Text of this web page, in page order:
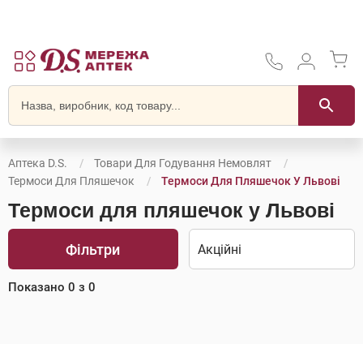
Аптека D.S.
Товари Для Годування Немовлят
Термоси Для Пляшечок
Термоси Для Пляшечок У Львові
Термоси для пляшечок у Львові
Фільтри
Показано 0 з 0